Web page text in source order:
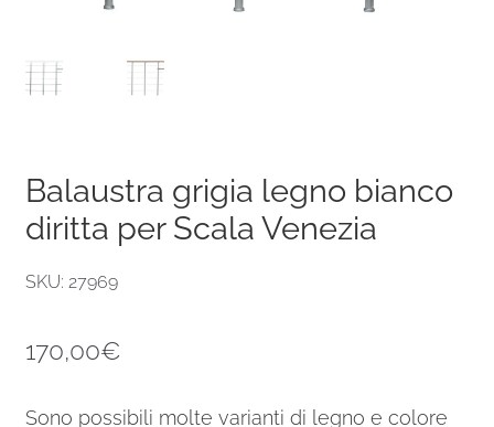
Balaustra grigia legno bianco
diritta per Scala Venezia
SKU: 27969
170,00€
Sono possibili molte varianti di legno e colore